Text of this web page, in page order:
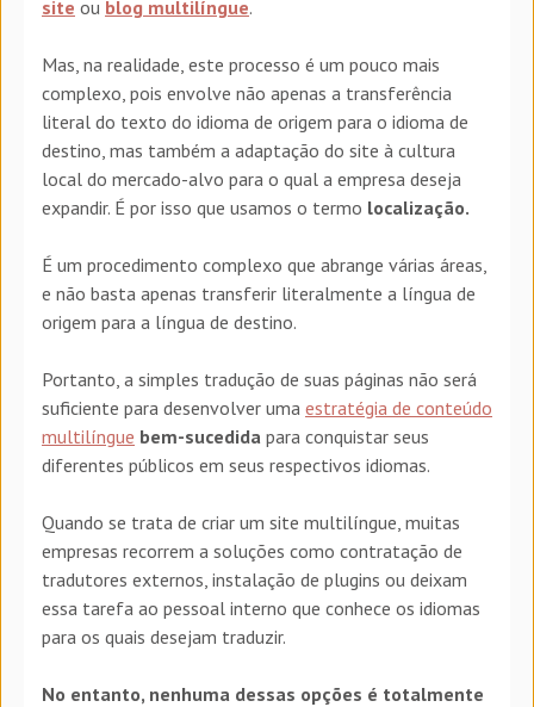
site ou blog multilíngue.
Mas, na realidade, este processo é um pouco mais
complexo, pois envolve não apenas a transferência
literal do texto do idioma de origem para o idioma de
destino, mas também a adaptação do site à cultura
local do mercado-alvo para o qual a empresa deseja
expandir. É por isso que usamos o termo localização.
É um procedimento complexo que abrange várias áreas,
e não basta apenas transferir literalmente a língua de
origem para a língua de destino.
Portanto, a simples tradução de suas páginas não será
suficiente para desenvolver uma estratégia de conteúdo
multilíngue bem-sucedida para conquistar seus
diferentes públicos em seus respectivos idiomas.
Quando se trata de criar um site multilíngue, muitas
empresas recorrem a soluções como contratação de
tradutores externos, instalação de plugins ou deixam
essa tarefa ao pessoal interno que conhece os idiomas
para os quais desejam traduzir.
No entanto, nenhuma dessas opções é totalmente